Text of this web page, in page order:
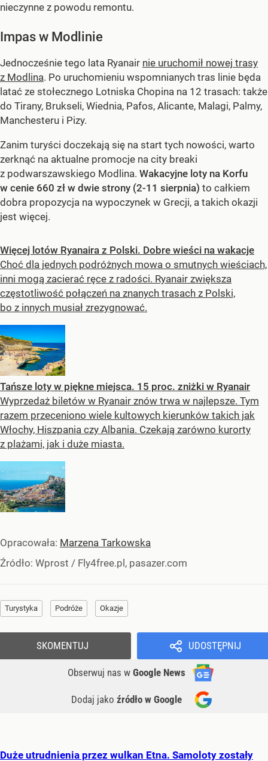
nieczynne z powodu remontu.
Impas w Modlinie
Jednocześnie tego lata Ryanair nie uruchomił nowej trasy
z Modlina. Po uruchomieniu wspomnianych tras linie będa
latać ze stołecznego Lotniska Chopina na 12 trasach: także
do Tirany, Brukseli, Wiednia, Pafos, Alicante, Malagi, Palmy,
Manchesteru i Pizy.
Zanim turyści doczekają się na start tych nowości, warto
zerknąć na aktualne promocje na city breaki
z podwarszawskiego Modlina. Wakacyjne loty na Korfu
w cenie 660 zł w dwie strony (2-11 sierpnia) to całkiem
dobra propozycja na wypoczynek w Grecji, a takich okazji
jest więcej.
Więcej lotów Ryanaira z Polski. Dobre wieści na wakacje
Choć dla jednych podróżnych mowa o smutnych wieściach,
inni mogą zacierać ręce z radości. Ryanair zwiększa
częstotliwość połączeń na znanych trasach z Polski,
bo z innych musiał zrezygnować.
Tańsze loty w piękne miejsca. 15 proc. zniżki w Ryanair
Wyprzedaż biletów w Ryanair znów trwa w najlepsze. Tym
razem przeceniono wiele kultowych kierunków takich jak
Włochy, Hiszpania czy Albania. Czekają zarówno kurorty
z plażami, jak i duże miasta.
Opracowała: Marzena Tarkowska
Źródło: Wprost / Fly4free.pl, pasazer.com
Turystyka Podróże Okazje
UDOSTĘPNIJ
Obserwuj nas w Google News
Dodaj jako źródło w Google
SKOMENTUJ
Duże utrudnienia przez wulkan Etna. Samoloty zostały